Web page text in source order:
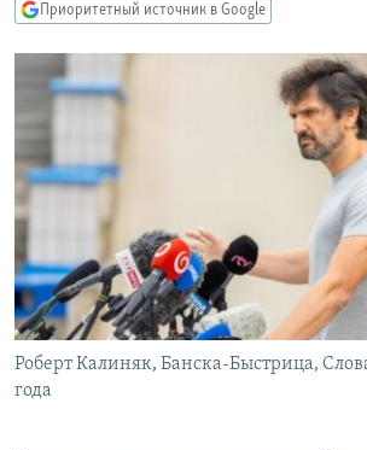
Вернутся
поиску
КАВКАЗ.РЕАЛИИ
СЕВЕР.РЕАЛИИ
СИБИРЬ.РЕАЛИИ
РАСПИСАНИЕ ВЕЩАНИЯ
ПОДПИШИТЕСЬ НА РАССЫЛКУ
СОЦИАЛЬНЫЕ СЕТИ
Приоритетный источник в Google
Роберт Калиняк, Банска-Быстрица,
года